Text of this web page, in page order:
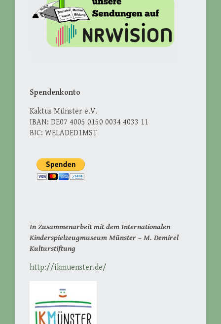
Spendenkonto
Kaktus Münster e.V.
IBAN: DE07 4005 0150 0034 4033 11
BIC: WELADED1MST
In Zusammenarbeit mit dem Internationalen
Kinderspielzeugmuseum Münster – M. Demirel
Kulturstiftung
http://ikmuenster.de/